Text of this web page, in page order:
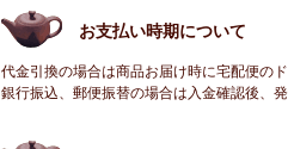
お支払い時期について
代金引換の場合は商品お届け時に宅配便の
銀行振込、郵便振替の場合は入金確認後、